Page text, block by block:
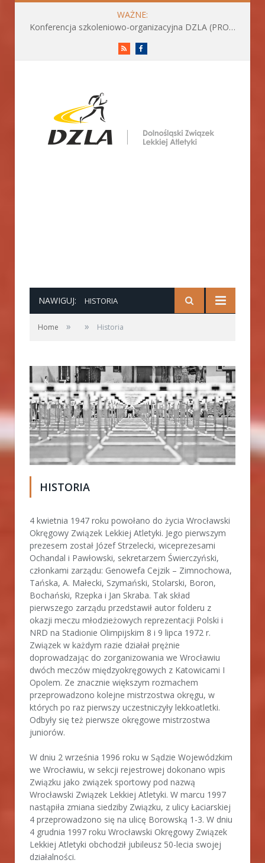
WAŻNE:
Grad medali Dolnoślązaków podczas Młodzieżowych Mistrzostw Polski U23 w Krakowie
RSS
NAWIGUJ: HISTORIA
Home » » Historia
HISTORIA
4 kwietnia 1947 roku powołano do życia Wrocławski
Okręgowy Związek Lekkiej Atletyki. Jego pierwszym
prezesem został Józef Strzelecki, wiceprezesami
Ochandal i Pawłowski, sekretarzem Świerczyński,
członkami zarządu: Genowefa Cejzik – Zimnochowa,
Tańska, A. Małecki, Szymański, Stolarski, Boron,
Bochański, Rzepka i Jan Skraba. Tak skład
pierwszego zarządu przedstawił autor folderu z
okazji meczu młodzieżowych reprezentacji Polski i
NRD na Stadionie Olimpijskim 8 i 9 lipca 1972 r.
Związek w każdym razie działał prężnie
doprowadzając do zorganizowania we Wrocławiu
dwóch meczów międzyokręgowych z Katowicami I
Opolem. Ze znacznie większym rozmachem
przeprowadzono kolejne mistrzostwa okręgu, w
których po raz pierwszy uczestniczyły lekkoatletki.
Odbyły się też pierwsze okręgowe mistrzostwa
juniorów.
W dniu 2 września 1996 roku w Sądzie Wojewódzkim
we Wrocławiu, w sekcji rejestrowej dokonano wpis
Związku jako związek sportowy pod nazwą
Wrocławski Związek Lekkiej Atletyki. W marcu 1997
nastąpiła zmiana siedziby Związku, z ulicy Łaciarskiej
4 przeprowadzono się na ulicę Borowską 1-3. W dniu
4 grudnia 1997 roku Wrocławski Okręgowy Związek
Lekkiej Atletyki obchodził jubileusz 50-lecia swojej
działalności.